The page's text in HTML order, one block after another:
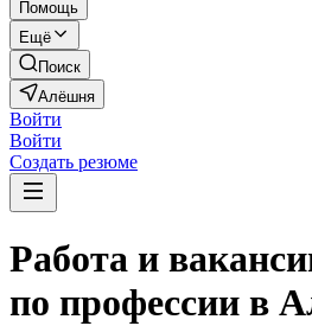
Помощь
Ещё
Поиск
Алёшня
Войти
Войти
Создать резюме
Работа и
по профессии в